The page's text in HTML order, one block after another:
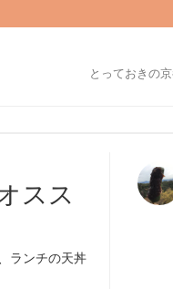
とっておきの
スス
ランチの天丼